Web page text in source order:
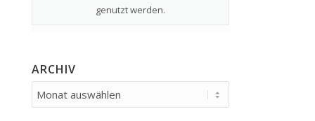
genutzt werden.
ARCHIV